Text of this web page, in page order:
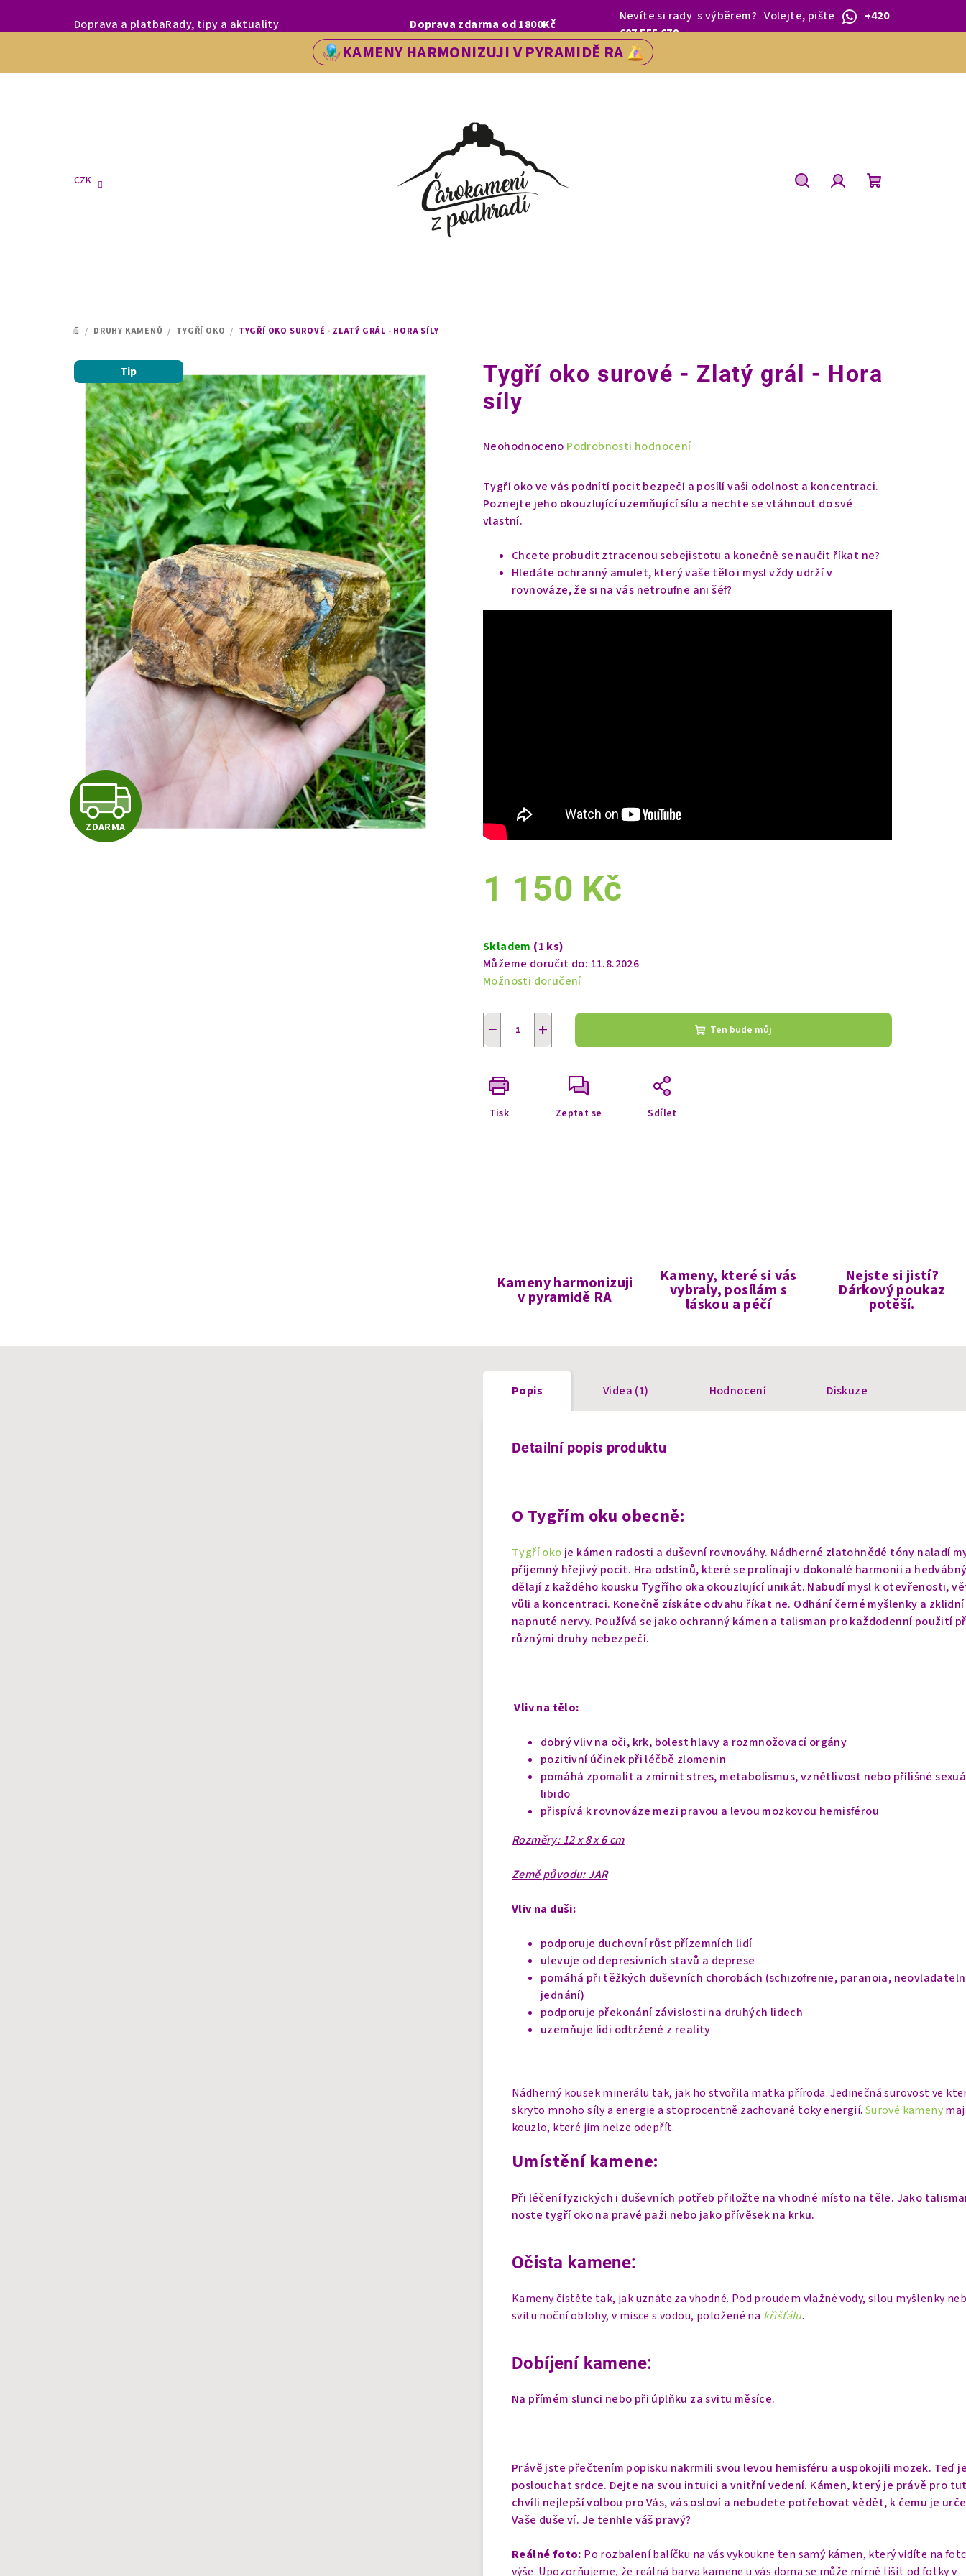
MILÍ ZÁKAZNÍCI, LETOS SE NA VÁS V NAŠÍ PRODEJNĚ V ŘEDHOŠTI BUDEME TĚŠIT OD 1.BŘEZNA.
Doprava a platbaRady, tipy a aktuality Doprava zdarma od 1800Kč
Nevíte si rady s výběrem?Volejte, pište
+420
607 555 679
KAMENY HARMONIZUJI V PYRAMIDĚ RA
CZK
DOMŮ
/ DRUHY KAMENŮ / TYGŘÍ OKO / TYGŘÍ OKO SUROVÉ - ZLATÝ GRÁL - HORA SÍLY
Tygří oko surové - Zlatý grál - Hora
síly
Průměrné
produktu
je
0,0
hvězdiček.
Neohodnoceno Podrobnosti hodnocení
Tygří oko ve vás podnítí pocit bezpečí a posílí vaši odolnost a koncentraci.
Poznejte jeho okouzlující uzemňující sílu a nechte se vtáhnout do své
vlastní.
Chcete probudit ztracenou sebejistotu a konečně se naučit říkat ne?
Hledáte ochranný amulet, který vaše tělo i mysl vždy udrží v
rovnováze, že si na vás netroufne ani šéf?
1 150 Kč
cena:
Skladem (1 ks)
Můžeme doručit do: 11.8.2026
Možnosti doručení
+
− Ten bude můj
Tisk Zeptat se Sdílet
Tip
Z
D
ZDARMA
Kameny harmonizuji
v pyramidě RA
Kameny, které si vás
vybraly, posílám s
láskou a péčí
Nejste si jistí?
Dárkový poukaz
potěší.
Popis Videa (1) Hodnocení Diskuze
Detailní popis produktu
O Tygřím oku obecně:
Tygří oko je kámen radosti a duševní rovnováhy. Nádherné zlatohnědé tóny naladí
příjemný hřejivý pocit. Hra odstínů, které se prolínají v dokonalé harmonii a
dělají z každého kousku Tygřího oka okouzlující unikát. Nabudí mysl k otevřenosti,
vůli a koncentraci. Konečně získáte odvahu říkat ne. Odhání černé myšlenky a zklidní
napnuté nervy. Používá se jako ochranný kámen a talisman pro každodenní použití
různými druhy nebezpečí.
Vliv na tělo:
dobrý vliv na oči, krk, bolest hlavy a rozmnožovací orgány
pozitivní účinek při léčbě zlomenin
pomáhá zpomalit a zmírnit stres, metabolismus, vznětlivost nebo přílišné
libido
přispívá k rovnováze mezi pravou a levou mozkovou hemisférou
Rozměry: 12 x 8 x 6 cm
Země původu: JAR
Vliv na duši:
podporuje duchovní růst přízemních lidí
ulevuje od depresivních stavů a deprese
pomáhá při těžkých duševních chorobách (schizofrenie, paranoia,
jednání)
podporuje překonání závislosti na druhých lidech
uzemňuje lidi odtržené z reality
Nádherný kousek minerálu tak, jak ho stvořila matka příroda. Jedinečná surovost ve
skryto mnoho síly a energie a stoprocentně zachované toky energií. Surové kameny
kouzlo, které jim nelze odepřít.
Umístění kamene:
Při léčení fyzických i duševních potřeb přiložte na vhodné místo na těle. Jako
noste tygří oko na pravé paži nebo jako přívěsek na krku.
Očista kamene:
Kameny čistěte tak, jak uznáte za vhodné. Pod proudem vlažné vody, silou myšlenky
svitu noční oblohy, v misce s vodou, položené na křišťálu.
Dobíjení kamene:
Na přímém slunci nebo při úplňku za svitu měsíce.
Právě jste přečtením popisku nakrmili svou levou hemisféru a uspokojili mozek. Teď
poslouchat srdce. Dejte na svou intuici a vnitřní vedení. Kámen, který je právě pro
chvíli nejlepší volbou pro Vás, vás osloví a nebudete potřebovat vědět, k čemu je
Vaše duše ví. Je tenhle váš pravý?
Reálné foto: Po rozbalení balíčku na vás vykoukne ten samý kámen, který vidíte na
výše. Upozorňujeme, že reálná barva kamene u vás doma se může mírně lišit od fotky v